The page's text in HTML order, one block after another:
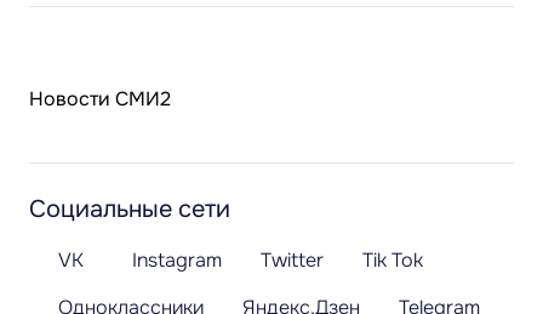
Новости СМИ2
Социальные сети
VK Instagram Twitter
Tik Tok
Одноклассники
Яндекс.Дзен
Telegram